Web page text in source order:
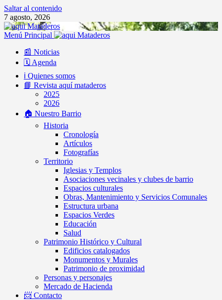
Saltar al contenido
7 agosto, 2026
Menú Principal
📰 Noticias
🗓️ Agenda
ℹ️ Quienes somos
📘 Revista aquí mataderos
2025
2026
🏠 Nuestro Barrio
Historia
Cronología
Artículos
Fotografías
Territorio
Iglesias y Templos
Asociaciones vecinales y clubes de barrio
Espacios culturales
Obras, Mantenimiento y Servicios Comunales
Estructura urbana
Espacios Verdes
Educación
Salud
Patrimonio Histórico y Cultural
Edificios catalogados
Monumentos y Murales
Patrimonio de proximidad
Personas y personajes
Mercado de Hacienda
📨 Contacto